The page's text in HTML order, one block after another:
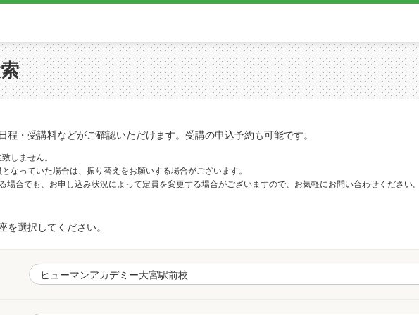
程・受講料などがご確認いただけます。受講の申込予約も可能です。
しません。
なっていた場合は、振り替えをお願いする場合がございます。
場合でも、お申し込み状況によって定員を変更する場合がございますので、お気軽にお問い合わせください
を選択してください。